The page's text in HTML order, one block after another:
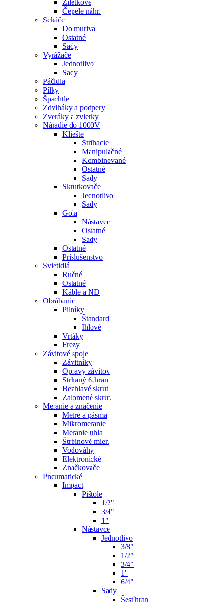
Žiletkové
Čepele náhr.
Sekáče
Do muriva
Ostatné
Sady
Vyrážače
Jednotlivo
Sady
Páčidla
Pílky
Špachtle
Zdviháky a podpery
Zveráky a zvierky
Náradie do 1000V
Kliešte
Strihacie
Manipulačné
Kombinované
Ostatné
Sady
Skrutkovače
Jednotlivo
Sady
Gola
Nástavce
Ostatné
Sady
Ostatné
Príslušenstvo
Svietidlá
Ručné
Ostatné
Káble a ND
Obrábanie
Pilníky
Štandard
Ihlové
Vrtáky
Frézy
Závitové spoje
Závitníky
Opravy závitov
Strhaný 6-hran
Bezhlavé skrut.
Zalomené skrut.
Meranie a značenie
Metre a pásma
Mikromeranie
Meranie uhla
Štrbinové mier.
Vodováhy
Elektronické
Značkovače
Pneumatické
Impact
Pištole
1/2"
3/4"
1"
Nástavce
Jednotlivo
3/8"
1/2"
3/4"
1"
6/4"
Sady
Šesťhran